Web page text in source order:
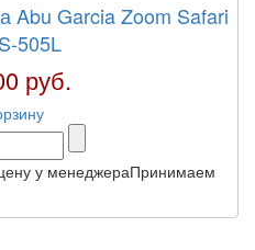
Abu Garcia Zoom Safari
505L
руб.
у менеджераПринимаем